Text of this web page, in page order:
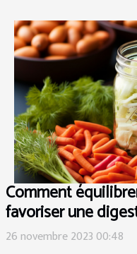
Comment
favoriser une
26 novembre 2023 00:48